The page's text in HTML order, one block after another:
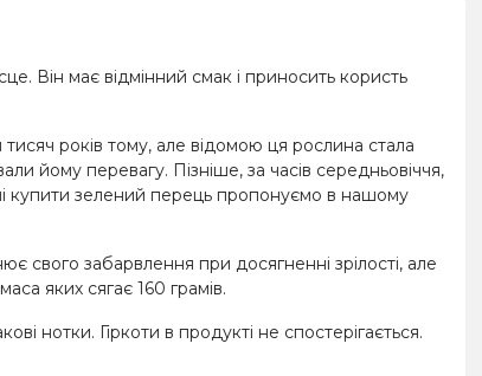
Він має відмінний смак і приносить користь
років тому, але відомою ця рослина стала
йому перевагу. Пізніше, за часів середньовіччя,
купити зелений перець пропонуємо в нашому
свого забарвлення при досягненні зрілості, але
яких сягає 160 грамів.
нотки. Гіркоти в продукті не спостерігається.